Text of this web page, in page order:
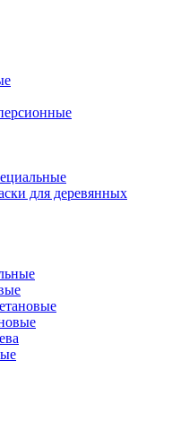
для деревянных